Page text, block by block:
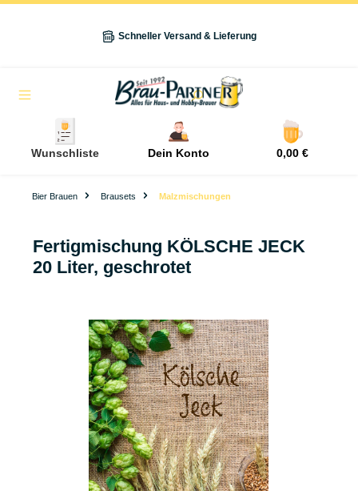
Schneller Versand & Lieferung
Wunschliste Dein Konto 0,00 €
Bier Brauen Brausets Malzmischungen
Fertigmischung KÖLSCHE JECK
20 Liter, geschrotet
Bildergalerie überspringen